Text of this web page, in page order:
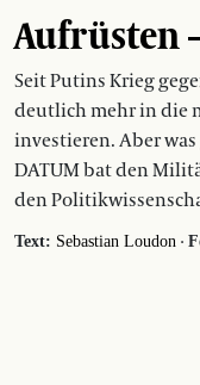
Aufrüsten
Seit Putins Krieg
deutlich mehr in die
investieren. Aber
DATUM bat den
den
Text: Sebastian Loudon ·